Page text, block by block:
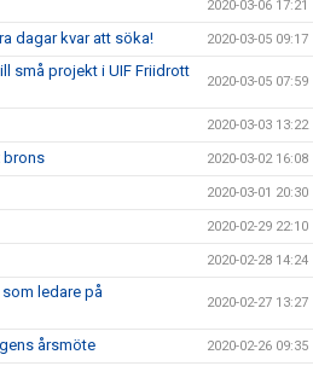
2020-03-06 17:21
dagar kvar att söka! 2020-03-05 09:17
små projekt i UIF Friidrott
2020-03-05 07:59
2020-03-03 13:22
brons 2020-03-02 16:08
2020-03-01 20:30
2020-02-29 22:10
2020-02-28 14:24
ledare på
2020-02-27 13:27
årsmöte 2020-02-26 09:35